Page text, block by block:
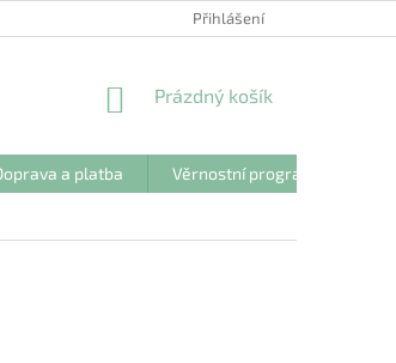
Přihlášení
NÁKUPNÍ
Prázdný košík
a platba Věrnostní program